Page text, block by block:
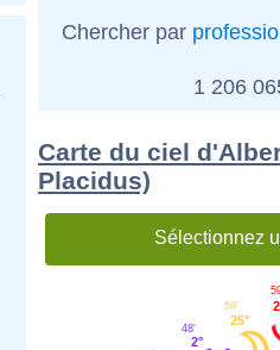
Chercher par
1 206
Carte du ciel
Placidus)
Sélectionnez
25°
59'
2°
48'